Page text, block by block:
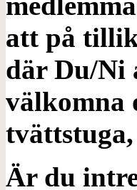
att på
där Du/Ni
välkomna
Är du